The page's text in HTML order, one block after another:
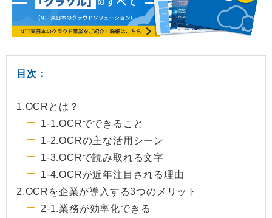
目次：
1.OCRとは？
1-1.OCRでできること
1-2.OCRの主な活用シーン
1-3.OCRで読み取れる文字
1-4.OCRが近年注目される理由
2.OCRを企業が導入する3つのメリット
2-1.業務が効率化できる